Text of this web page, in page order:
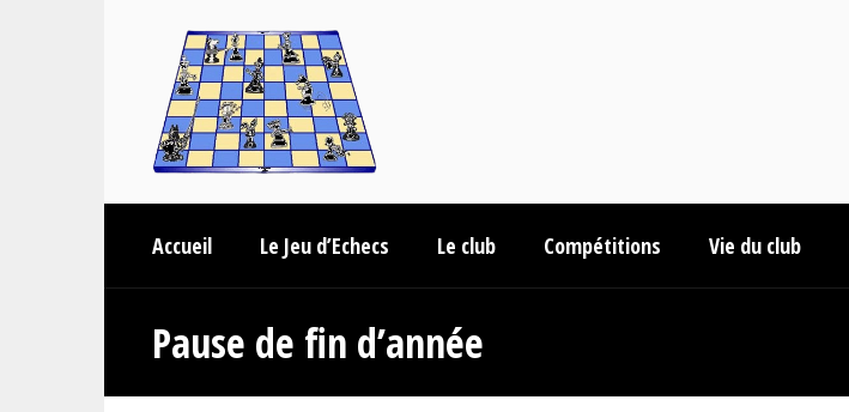
Accueil Le Jeu d’Echecs Le club Compétitions Vie du club
Pause de fin d’année